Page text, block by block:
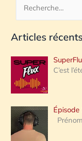
c
e
r
c
h
e
Articles récents
C’est
Épisode